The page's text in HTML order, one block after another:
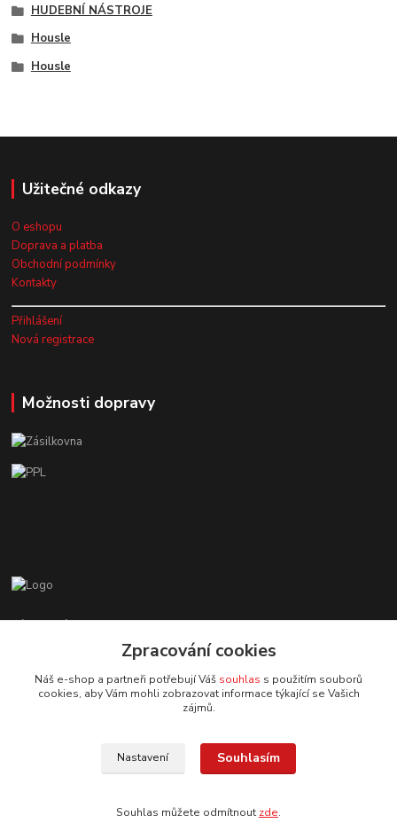
HUDEBNÍ NÁSTROJE
Housle
Housle
Užitečné odkazy
O eshopu
Doprava a platba
Obchodní podmínky
Kontakty
Přihlášení
Nová registrace
Možnosti dopravy
Zákaznická podpora EshopMB.cz
+420 606 622 002
eshopmb@seznam.cz
© Copyright 2024 Martha Black
Zpracování cookies
Náš e-shop a partneři potřebují Váš souhlas s použitím souborů
cookies, aby Vám mohli zobrazovat informace týkající se Vašich
zájmů.
Nastavení Souhlasím
Souhlas můžete odmítnout zde.